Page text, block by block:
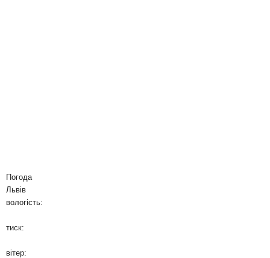
Погода
Львів
вологість:
тиск:
вітер: